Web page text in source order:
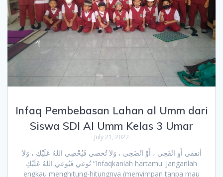
Infaq Pembebasan Lahan al Umm dari
Siswa SDI Al Umm Kelas 3 Umar
July 21, 2022
أنفقي أَوِ انْفَحِي ، أَوْ انْضَحِي ، وَلاَ تُحصي فَيُحْصِي اللهُ عَلَيْكِ ، وَلاَ
تُوعي فَيُوعي اللهُ عَلَيْكِ “Infaqkanlah hartamu. Janganlah
engkau menghitung-hitungnya (menyimpan tanpa mau